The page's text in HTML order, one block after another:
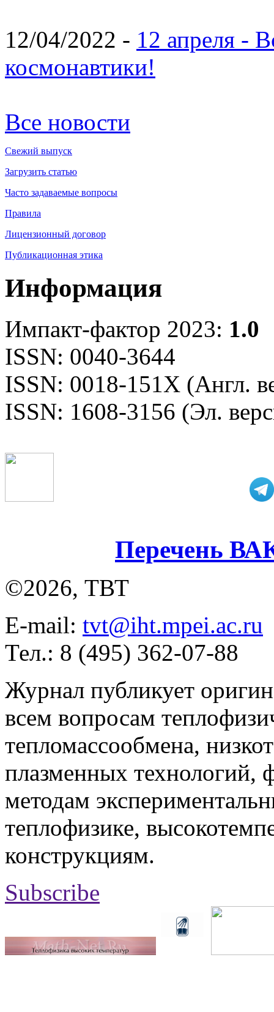
12/04/2022 - 12 апреля -
космонавтики!
Все новости
Свежий выпуск
Загрузить статью
Часто задаваемые вопросы
Правила
Лицензионный договор
Публикационная этика
Информация
Импакт-фактор 2023: 1.0
ISSN: 0040-3644
ISSN: 0018-151X (Англ.
ISSN: 1608-3156 (Эл.
Перечень
©2026, ТВТ
E-mail: tvt@iht.mpei.ac.ru
Тел.: 8 (495) 362-07-88
Журнал публикует
всем вопросам
тепломассообмена,
плазменных технологий,
методам
теплофизике,
конструкциям.
Subscribe